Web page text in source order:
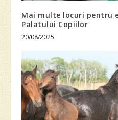
Mai multe locuri pentru
Palatului Copiilor
20/08/2025